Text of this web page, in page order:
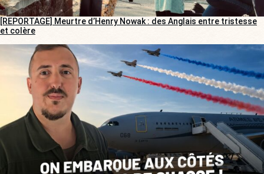
[REPORTAGE] Meurtre d’Henry Nowak : des Anglais entre tristesse
et colère